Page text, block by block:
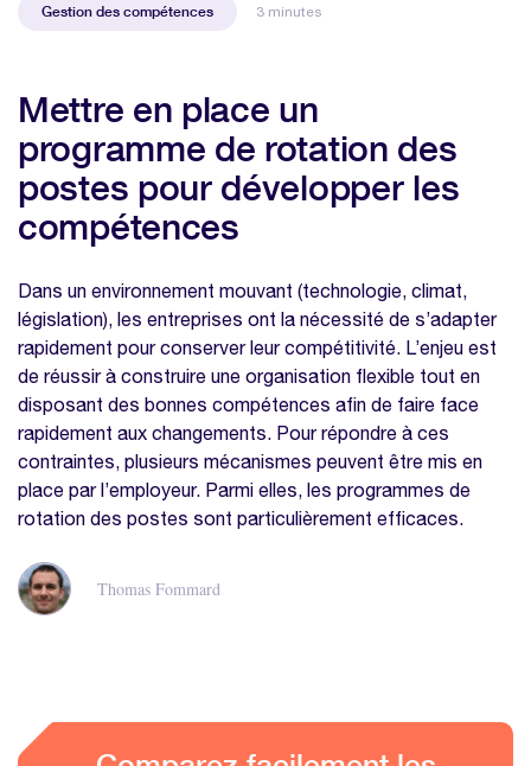
Gestion des compétences 3 minutes
Mettre en place un
programme de rotation des
postes pour développer les
compétences
Dans un environnement mouvant (technologie, climat,
législation), les entreprises ont la nécessité de s’adapter
rapidement pour conserver leur compétitivité. L’enjeu est
de réussir à construire une organisation flexible tout en
disposant des bonnes compétences afin de faire face
rapidement aux changements. Pour répondre à ces
contraintes, plusieurs mécanismes peuvent être mis en
place par l’employeur. Parmi elles, les programmes de
rotation des postes sont particulièrement efficaces.
Thomas Fommard